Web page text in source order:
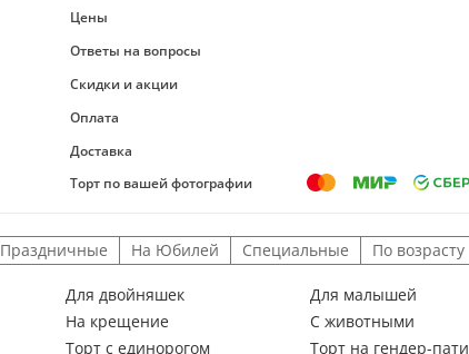
Цены
Ответы на вопросы
Скидки и акции
Оплата
Доставка
Торт по вашей фотографии
Праздничные На Юбилей Специальные По возрасту
Для двойняшек
Для малышей
На крещение
С животными
Торт с единорогом Торт на гендер-пати